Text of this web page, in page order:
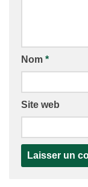
Nom *
Site web